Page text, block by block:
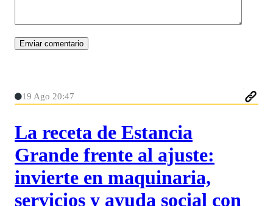
19 Ago 20:47
La receta de Estancia
Grande frente al ajuste:
invierte en maquinaria,
servicios y ayuda social con